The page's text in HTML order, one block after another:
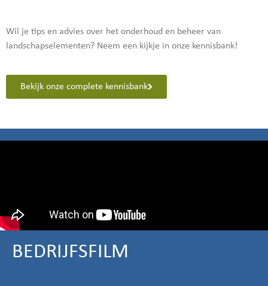
Wil je tips en advies over het onderhoud en beheer van
landschapselementen? Neem een kijkje in onze kennisbank!
Bekijk onze complete kennisbank
BEDRIJFSFILM